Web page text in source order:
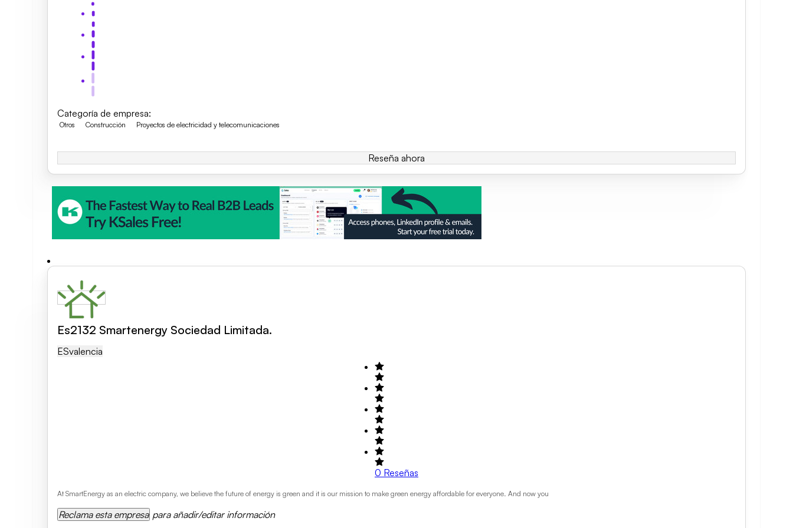
Categoría de empresa:
Otros Construcción Proyectos de electricidad y telecomunicaciones
Reseña ahora
Es2132 Smartenergy Sociedad Limitada.
ESValencia
0 Reseñas
At SmartEnergy as an electric company, we believe the future of energy is green and it is our mission to make green energy affordable for everyone. And now you
Reclama esta empresa para añadir/editar información